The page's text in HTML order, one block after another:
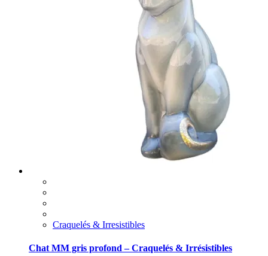
Craquelés & Irresistibles
Chat MM gris profond – Craquelés & Irrésistibles